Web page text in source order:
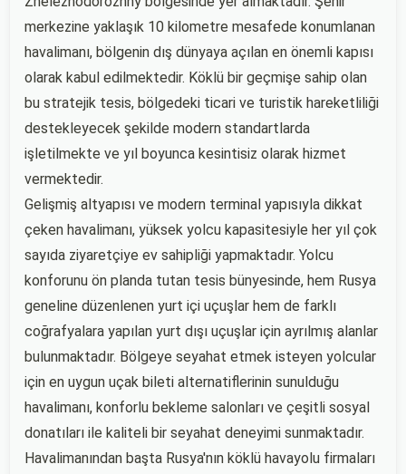
merkezine yaklaşık 10 kilometre mesafede konumlanan
havalimanı, bölgenin dış dünyaya açılan en önemli kapısı
olarak kabul edilmektedir. Köklü bir geçmişe sahip olan
bu stratejik tesis, bölgedeki ticari ve turistik hareketliliği
destekleyecek şekilde modern standartlarda
işletilmekte ve yıl boyunca kesintisiz olarak hizmet
vermektedir.
Gelişmiş altyapısı ve modern terminal yapısıyla dikkat
çeken havalimanı, yüksek yolcu kapasitesiyle her yıl çok
sayıda ziyaretçiye ev sahipliği yapmaktadır. Yolcu
konforunu ön planda tutan tesis bünyesinde, hem Rusya
geneline düzenlenen yurt içi uçuşlar hem de farklı
coğrafyalara yapılan yurt dışı uçuşlar için ayrılmış alanlar
bulunmaktadır. Bölgeye seyahat etmek isteyen yolcular
için en uygun uçak bileti alternatiflerinin sunulduğu
havalimanı, konforlu bekleme salonları ve çeşitli sosyal
donatıları ile kaliteli bir seyahat deneyimi sunmaktadır.
Havalimanından başta Rusya'nın köklü havayolu firmaları